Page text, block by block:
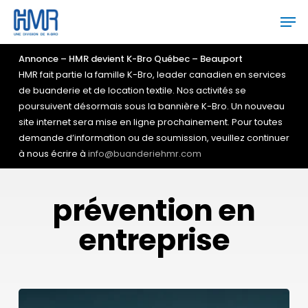
Skip
main
contentAnnonce – HMR devient K-Bro Québec – Beauport
HMR fait partie la famille K-Bro, leader canadien en services
de buanderie et de location textile. Nos activités se
poursuivent désormais sous la bannière K-Bro. Un nouveau
site internet sera mise en ligne prochainement. Pour toutes
demande d’information ou de soumission, veuillez continuer
à nous écrire à info@buanderiehmr.com
prévention en
entreprise
La
Close